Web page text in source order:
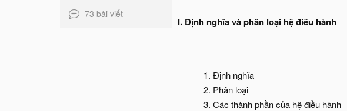
73 bài viết
I. Định nghĩa và phân loại hệ điều hành
Định nghĩa
Phân loại
Các thành phần của hệ điều hành